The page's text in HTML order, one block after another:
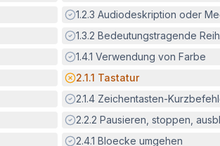
Erfüllt:
1.2.3 Audiodeskription oder
Erfüllt:
1.3.2 Bedeutungstragende
Erfüllt:
1.4.1 Verwendung von Farbe
Potenzielle Barriere:
2.1.1 Tastatur
Erfüllt:
2.1.4 Zeichentasten-
Erfüllt:
2.2.2 Pausieren, stoppen,
Erfüllt:
2.4.1 Bloecke umgehen